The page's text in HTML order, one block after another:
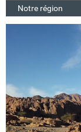
Notre région